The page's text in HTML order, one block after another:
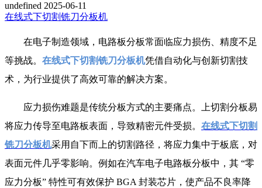
undefined 2025-06-11
在线式下切割铣刀分板机
在电子制造领域，电路板分板常面临应力损伤、精度不足
等挑战。 在线式下切割铣刀分板机凭借自动化与创新切割技
术，为行业提供了高效可靠的解决方案。
应力损伤难题是传统分板方式的主要痛点。上切割分板易
将应力传导至电路板表面，导致精密元件受损。 在线式下切割
铣刀分板机采用自下而上的切割路径，将应力集中于板底，对
表面元件几乎零影响。例如在汽车电子电路板分板中，其 “零
应力分板” 特性可有效保护 BGA 封装芯片，使产品不良率降